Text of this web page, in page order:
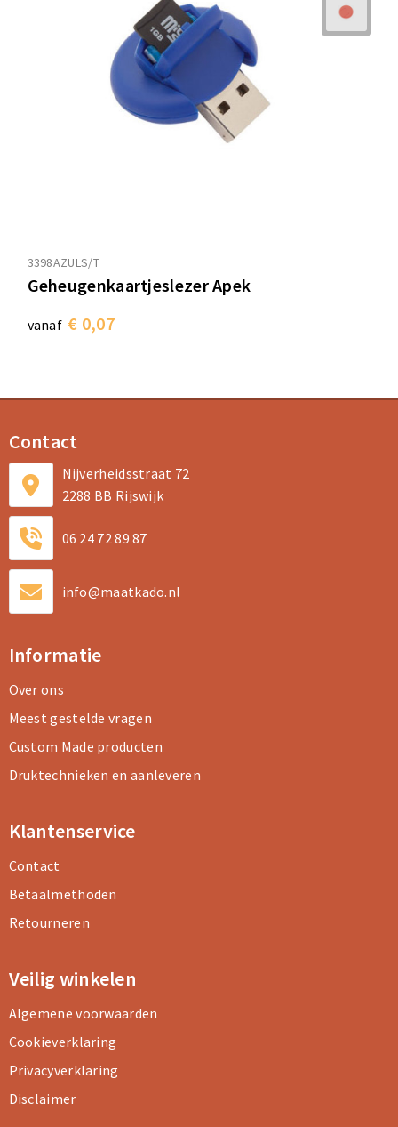
3398AZULS/T
Geheugenkaartjeslezer Apek
vanaf € 0,07
Contact
Nijverheidsstraat 72
2288 BB Rijswijk
06 24 72 89 87
info@maatkado.nl
Informatie
Over ons
Meest gestelde vragen
Custom Made producten
Druktechnieken en aanleveren
Klantenservice
Contact
Betaalmethoden
Retourneren
Veilig winkelen
Algemene voorwaarden
Cookieverklaring
Privacyverklaring
Disclaimer